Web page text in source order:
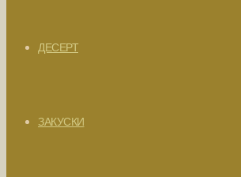
ДЕСЕРТ
ЗАКУСКИ